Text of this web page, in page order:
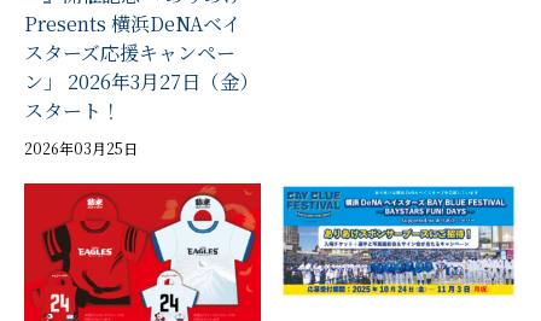
Presents 横浜DeNAベイ
スターズ応援キャンペー
ン」 2026年3月27日（金）
スタート！
2026年03月25日